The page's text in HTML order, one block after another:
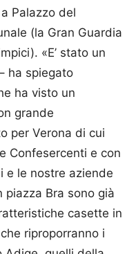
Palazzo del
(la Gran Guardia
«E’ stato un
ha spiegato
ha visto un
grande
per Verona di cui
Confesercenti e con
e le nostre aziende
piazza Bra sono già
casette in
riproporranno i